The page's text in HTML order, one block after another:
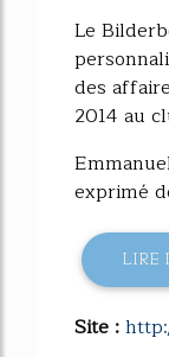
Le
des
2014 au
exprimé
LIRE
Site :